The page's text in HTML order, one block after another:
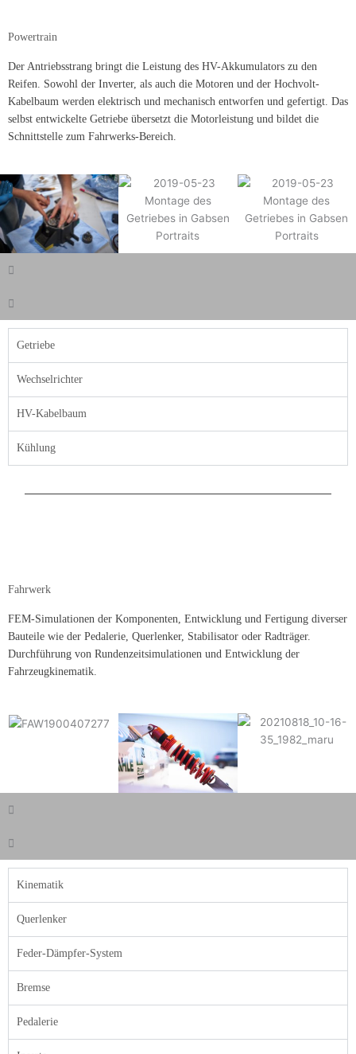
Powertrain
Der Antriebsstrang bringt die Leistung des HV-Akkumulators zu den
Reifen. Sowohl der Inverter, als auch die Motoren und der Hochvolt-
Kabelbaum werden elektrisch und mechanisch entworfen und gefertigt. Das
selbst entwickelte Getriebe übersetzt die Motorleistung und bildet die
Schnittstelle zum Fahrwerks-Bereich.
Getriebe
Wechselrichter
HV-Kabelbaum
Kühlung
Fahrwerk
FEM-Simulationen der Komponenten, Entwicklung und Fertigung diverser
Bauteile wie der Pedalerie, Querlenker, Stabilisator oder Radträger.
Durchführung von Rundenzeitsimulationen und Entwicklung der
Fahrzeugkinematik.
Kinematik
Querlenker
Feder-Dämpfer-System
Bremse
Pedalerie